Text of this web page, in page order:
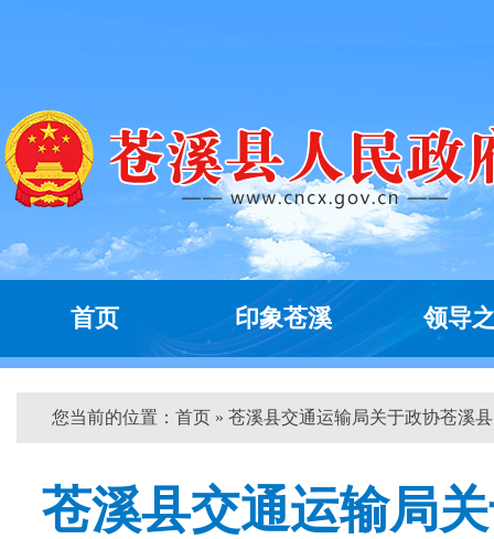
首页 印象苍溪 领导
您当前的位置： 首页 » 苍溪县交通运输局关于政协苍溪
苍溪县交通运输局